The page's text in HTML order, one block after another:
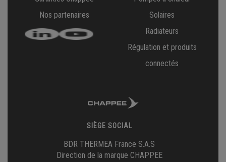
Nos partenaires
Solaires
Radiateurs
Régulation et produits
connectés
SIÈGE SOCIAL
BDR THERMEA France S.A.S
Direction de la marque CHAPPEE